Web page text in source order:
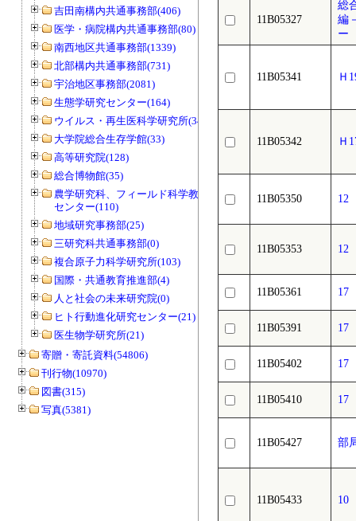
吉田南構内共通事務部(406)
医学・病院構内共通事務部(80)
南西地区共通事務部(1339)
北部構内共通事務部(731)
宇治地区事務部(2081)
生態学研究センター(164)
ウイルス・再生医科学研究所(34)
大学院総合生存学館(33)
高等研究院(128)
総合博物館(35)
農学研究科、フィールド科学教育研究
センター(110)
地域研究事務部(25)
三研究科共通事務部(0)
複合原子力科学研究所(103)
国際・共通教育推進部(4)
人と社会の未来研究院(0)
ヒト行動進化研究センター(21)
医生物学研究所(21)
寄贈・寄託資料(54806)
刊行物(10970)
図書(315)
写真(5381)
11B05327
総
編
ー
11B05341 Ｈ
11B05342 Ｈ
11B05350 12
11B05353 12
11B05361 17
11B05391 17
11B05402 17
11B05410 17
11B05427 部
11B05433 10